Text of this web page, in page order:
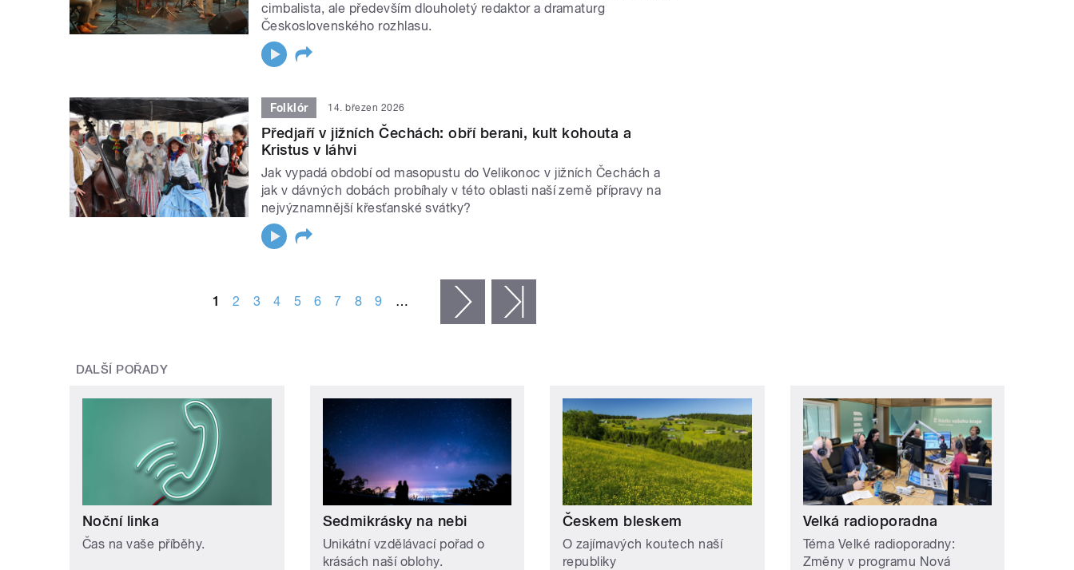
cimbalista, ale především dlouholetý redaktor a dramaturg
Československého rozhlasu.
Folklór 14. březen 2026
Předjaří v jižních Čechách: obří berani, kult kohouta a
Kristus v láhvi
Jak vypadá období od masopustu do Velikonoc v jižních Čechách a
jak v dávných dobách probíhaly v této oblasti naší země přípravy na
nejvýznamnější křesťanské svátky?
1 2 3 4 5 6 7 8 9 … následující ›
DALŠÍ POŘADY
Noční linka
Čas na vaše příběhy.
Sedmikrásky na nebi
Unikátní vzdělávací pořad o
krásách naší oblohy.
Českem bleskem
O zajímavých koutech naší
republiky
Velká radioporadna
Téma Velké radioporadny:
Změny v programu Nová